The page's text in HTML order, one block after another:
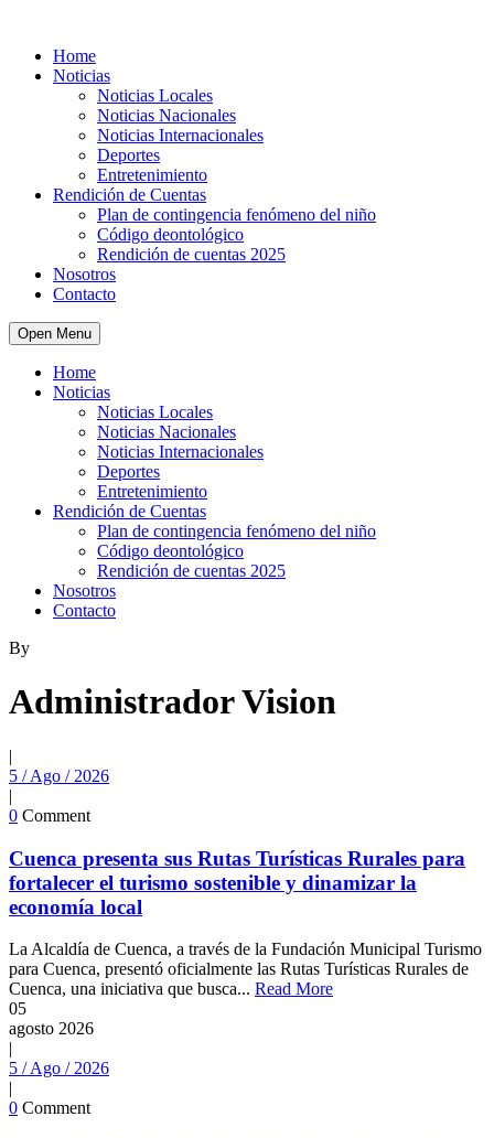
Home
Noticias
Noticias Locales
Noticias Nacionales
Noticias Internacionales
Deportes
Entretenimiento
Rendición de Cuentas
Plan de contingencia fenómeno del niño
Código deontológico
Rendición de cuentas 2025
Nosotros
Contacto
Open Menu
Home
Noticias
Noticias Locales
Noticias Nacionales
Noticias Internacionales
Deportes
Entretenimiento
Rendición de Cuentas
Plan de contingencia fenómeno del niño
Código deontológico
Rendición de cuentas 2025
Nosotros
Contacto
By
Administrador Vision
|
5 / Ago / 2026
|
0 Comment
Cuenca presenta sus Rutas Turísticas Rurales para
fortalecer el turismo sostenible y dinamizar la
economía local
La Alcaldía de Cuenca, a través de la Fundación Municipal Turismo
para Cuenca, presentó oficialmente las Rutas Turísticas Rurales de
Cuenca, una iniciativa que busca... Read More
05
agosto 2026
|
5 / Ago / 2026
|
0 Comment